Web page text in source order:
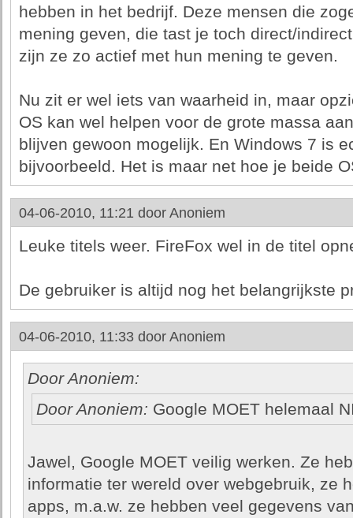
hebben in het bedrijf. Deze mensen die
mening geven, die tast je toch direct/
zijn ze zo actief met hun mening te geven.
Nu zit er wel iets van waarheid in, maar
OS kan wel helpen voor de grote massa
blijven gewoon mogelijk. En Windows 7 is
bijvoorbeeld. Het is maar net hoe je beide
04-06-2010, 11:21 door Anoniem
Leuke titels weer. FireFox wel in de titel
De gebruiker is altijd nog het belangrijkste
04-06-2010, 11:33 door Anoniem
Door Anoniem:
Door Anoniem: Google MOET helemaal
Jawel, Google MOET veilig werken. Ze
informatie ter wereld over webgebruik, ze
apps, m.a.w. ze hebben veel gegevens